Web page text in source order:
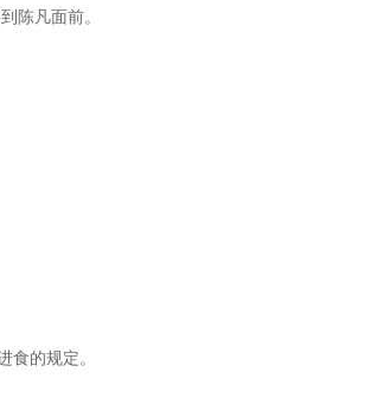
陈凡面前。
食的规定。